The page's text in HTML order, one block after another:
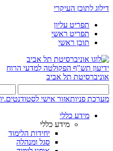
דילוג לתוכן העיקרי
תפריט עליון
תפריט ראשי
תוכן ראשי
ידיעון תש"ף הפקולטה למדעי הרוח
אוניברסיטת תל אביב
מערכת פניותאזור אישי
מידע כללי
מידע כללי
יחידות הלימוד
סגל ומנהלה